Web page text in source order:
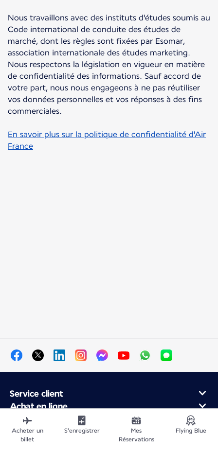
Nous travaillons avec des instituts d'études soumis au
Code international de conduite des études de
marché, dont les règles sont fixées par Esomar,
association internationale des études marketing.
Nous respectons la législation en vigueur en matière
de confidentialité des informations. Sauf accord de
votre part, nous nous engageons à ne pas réutiliser
vos données personnelles et vos réponses à des fins
commerciales.
En savoir plus sur la politique de confidentialité d'Air
France
Service client
Achat en ligne
Programme de fidélité et partenaires
À propos d'Air France
Application Mobile Air France
Acheter un
billet
S'enregistrer
Mes
Réservations
Flying Blue